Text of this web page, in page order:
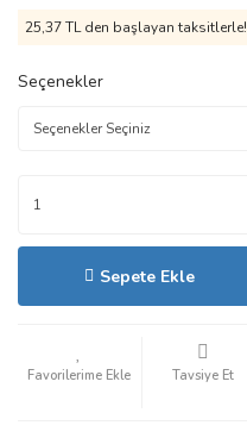
25,37 TL den başlayan taksitlerle!
Seçenekler
Sepete Ekle
Tavsiye Et